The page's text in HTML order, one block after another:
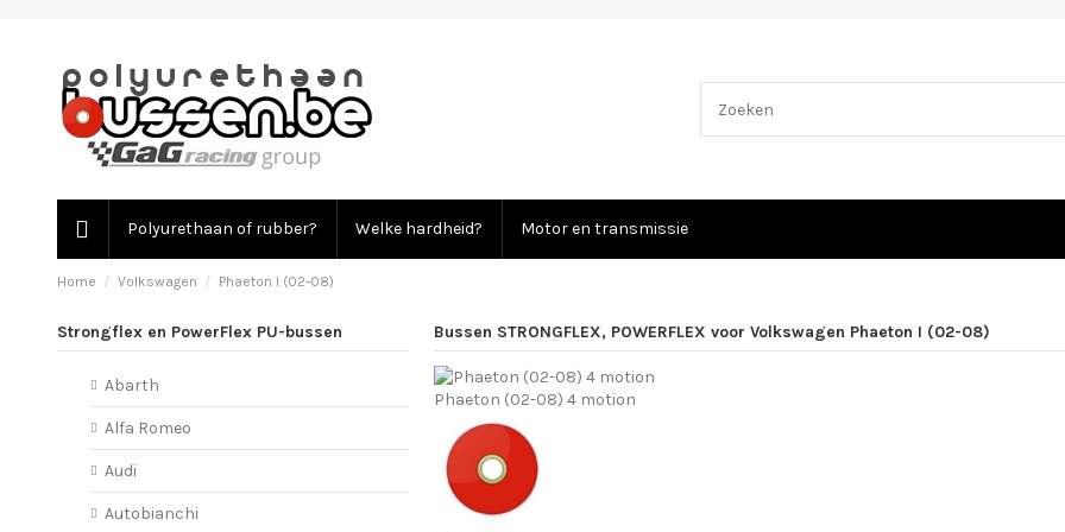
Polyurethaan of rubber? Welke hardheid? Motor en transmissie
Home Volkswagen Phaeton I (02-08)
Bussen STRONGFLEX, POWERFLEX voor Volkswagen Phaeton I (02-08)
Phaeton (02-08) 4 motion
Strongflex en PowerFlex PU-bussen
Abarth
Alfa Romeo
Audi
Autobianchi